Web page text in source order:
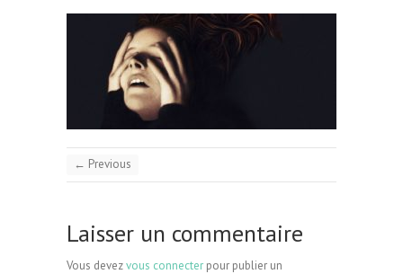
← Previous
Laisser un commentaire
Vous devezvous connecter pour publier un